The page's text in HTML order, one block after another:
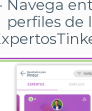
Navega
perfiles de